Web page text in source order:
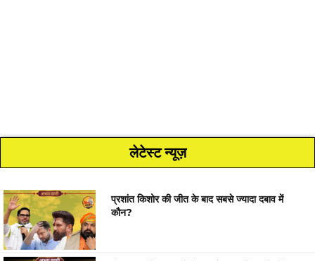
लेटेस्ट न्यूज़
प्रशांत किशोर की जीत के बाद सबसे ज्यादा दबाव में
कौन?